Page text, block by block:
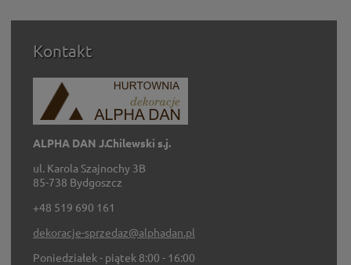
Kontakt
ALPHA DAN J.Chilewski s.j.
ul. Karola Szajnochy 3B
85-738 Bydgoszcz
+48 519 690 161
dekoracje-sprzedaz@alphadan.pl
Poniedziałek - piątek 8:00 - 16:00